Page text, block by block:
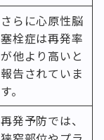
さらに心原性脳
塞栓症は再発率
が他より高いと
報告されていま
す。
再発予防では、